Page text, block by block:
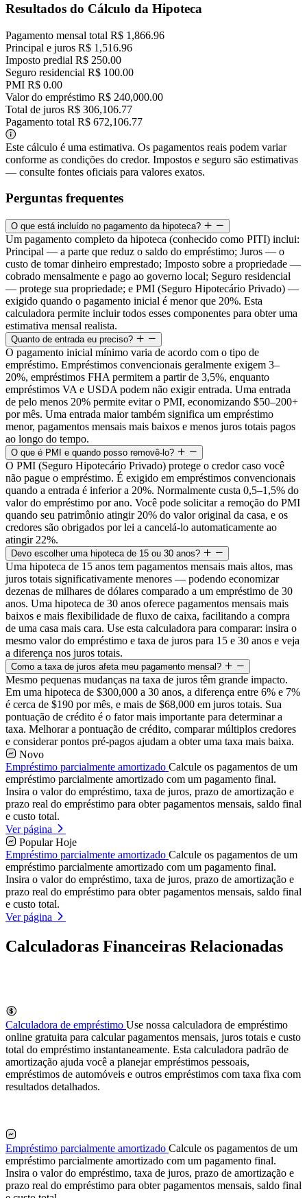
Resultados do Cálculo da Hipoteca
Pagamento mensal total R$ 1,866.96
Principal e juros R$ 1,516.96
Imposto predial R$ 250.00
Seguro residencial R$ 100.00
PMI R$ 0.00
Valor do empréstimo R$ 240,000.00
Total de juros R$ 306,106.77
Pagamento total R$ 672,106.77
Este cálculo é uma estimativa. Os pagamentos reais podem variar
conforme as condições do credor. Impostos e seguro são estimativas
— consulte fontes oficiais para valores exatos.
Perguntas frequentes
O que está incluído no pagamento da hipoteca?
Um pagamento completo da hipoteca (conhecido como PITI) inclui:
Principal — a parte que reduz o saldo do empréstimo; Juros — o
custo de tomar dinheiro emprestado; Imposto sobre a propriedade —
cobrado mensalmente e pago ao governo local; Seguro residencial
— protege sua propriedade; e PMI (Seguro Hipotecário Privado) —
exigido quando o pagamento inicial é menor que 20%. Esta
calculadora permite incluir todos esses componentes para obter uma
estimativa mensal realista.
Quanto de entrada eu preciso?
O pagamento inicial mínimo varia de acordo com o tipo de
empréstimo. Empréstimos convencionais geralmente exigem 3–
20%, empréstimos FHA permitem a partir de 3,5%, enquanto
empréstimos VA e USDA podem não exigir entrada. Uma entrada
de pelo menos 20% permite evitar o PMI, economizando $50–200+
por mês. Uma entrada maior também significa um empréstimo
menor, pagamentos mensais mais baixos e menos juros totais pagos
ao longo do tempo.
O que é PMI e quando posso removê-lo?
O PMI (Seguro Hipotecário Privado) protege o credor caso você
não pague o empréstimo. É exigido em empréstimos convencionais
quando a entrada é inferior a 20%. Normalmente custa 0,5–1,5% do
valor do empréstimo por ano. Você pode solicitar a remoção do PMI
quando seu patrimônio atingir 20% do valor original da casa, e os
credores são obrigados por lei a cancelá-lo automaticamente ao
atingir 22%.
Devo escolher uma hipoteca de 15 ou 30 anos?
Uma hipoteca de 15 anos tem pagamentos mensais mais altos, mas
juros totais significativamente menores — podendo economizar
dezenas de milhares de dólares comparado a um empréstimo de 30
anos. Uma hipoteca de 30 anos oferece pagamentos mensais mais
baixos e mais flexibilidade de fluxo de caixa, facilitando a compra
de uma casa mais cara. Use esta calculadora para comparar: insira o
mesmo valor do empréstimo e taxa de juros para 15 e 30 anos e veja
a diferença nos juros totais.
Como a taxa de juros afeta meu pagamento mensal?
Mesmo pequenas mudanças na taxa de juros têm grande impacto.
Em uma hipoteca de $300,000 a 30 anos, a diferença entre 6% e 7%
é cerca de $190 por mês, e mais de $68,000 em juros totais. Sua
pontuação de crédito é o fator mais importante para determinar a
taxa. Melhorar a pontuação de crédito, comparar múltiplos credores
e considerar pontos pré-pagos ajudam a obter uma taxa mais baixa.
Novo
Empréstimo parcialmente amortizado Calcule os pagamentos de um
empréstimo parcialmente amortizado com um pagamento final.
Insira o valor do empréstimo, taxa de juros, prazo de amortização e
prazo real do empréstimo para obter pagamentos mensais, saldo final
e custo total.
Ver página
Popular Hoje
Empréstimo parcialmente amortizado Calcule os pagamentos de um
empréstimo parcialmente amortizado com um pagamento final.
Insira o valor do empréstimo, taxa de juros, prazo de amortização e
prazo real do empréstimo para obter pagamentos mensais, saldo final
e custo total.
Ver página
Calculadoras Financeiras Relacionadas
Calculadora de empréstimo Use nossa calculadora de empréstimo
online gratuita para calcular pagamentos mensais, juros totais e custo
total do empréstimo instantaneamente. Esta calculadora padrão de
amortização ajuda você a planejar empréstimos pessoais,
empréstimos de automóveis e outros empréstimos com taxa fixa com
resultados detalhados.
Empréstimo parcialmente amortizado Calcule os pagamentos de um
empréstimo parcialmente amortizado com um pagamento final.
Insira o valor do empréstimo, taxa de juros, prazo de amortização e
prazo real do empréstimo para obter pagamentos mensais, saldo final